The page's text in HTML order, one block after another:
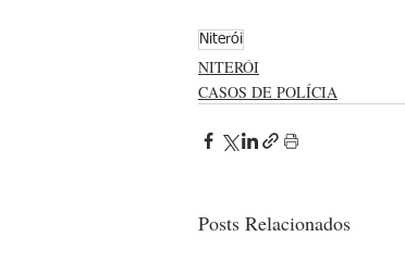
Niterói
NITERÓI
CASOS DE POLÍCIA
Posts Relacionados